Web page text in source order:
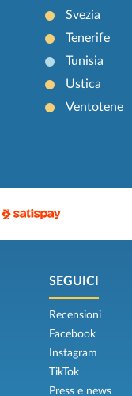
Svezia
Tenerife
Tunisia
Ustica
Ventotene
SEGUICI
Recensioni
Facebook
Instagram
TikTok
Press e news